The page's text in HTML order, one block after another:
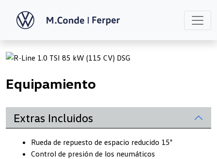
Previous
Equipamiento
Extras Incluidos
Rueda de repuesto de espacio reducido 15"
Control de presión de los neumáticos